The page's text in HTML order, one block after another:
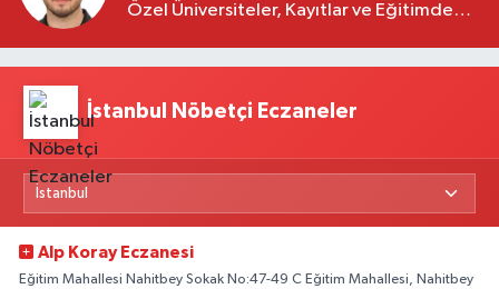
Özel Üniversiteler, Kayıtlar ve Eğitimde
İstanbul Nöbetçi Eczaneler
Alp Koray Eczanesi
Eğitim Mahallesi Nahitbey Sokak No:47-49 C Eğitim Mahallesi, Nahitbey